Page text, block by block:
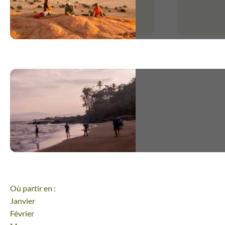
Où partir en :
Janvier
Février